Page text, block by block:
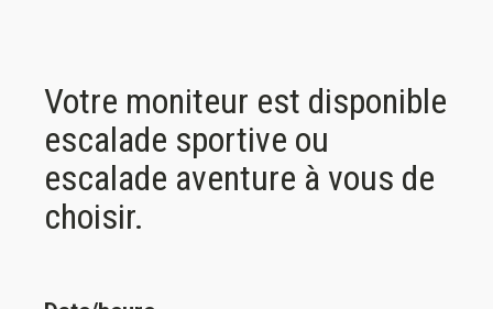
Votre moniteur est disponible
escalade sportive ou
escalade aventure à vous de
choisir.